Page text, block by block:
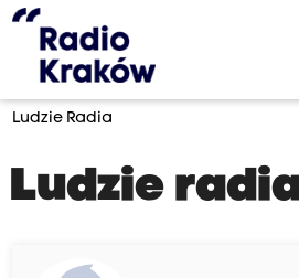
Ludzie Radia
Ludzie